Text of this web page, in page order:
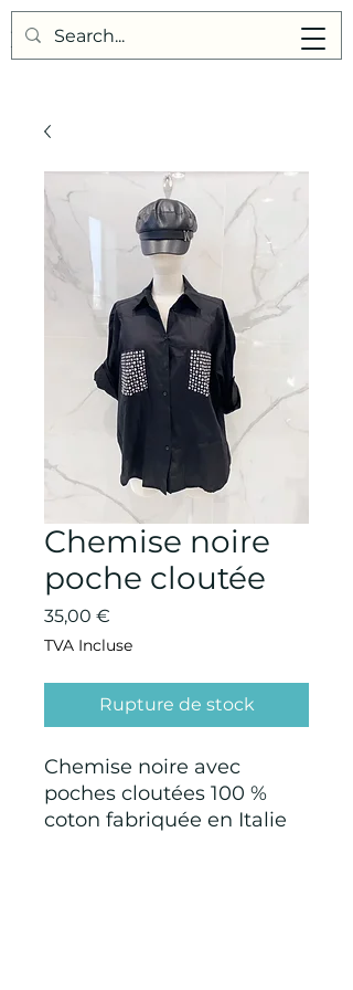
Points de Suture
Chemise noire
poche cloutée
35,00 €
TVA Incluse
Rupture de stock
Chemise noire avec
poches cloutées 100 %
coton fabriquée en Italie